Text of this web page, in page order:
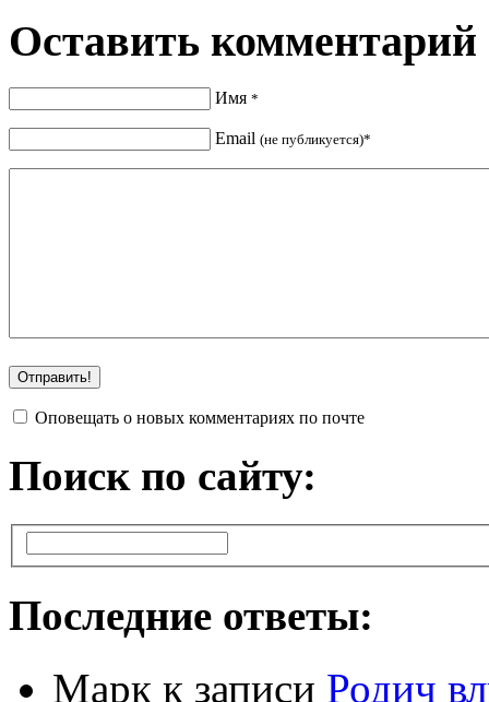
Оставить комментарий
Имя *
Email (не публикуется)*
Оповещать о новых комментариях по почте
Поиск по сайту:
Последние ответы:
Марк к записи Родич